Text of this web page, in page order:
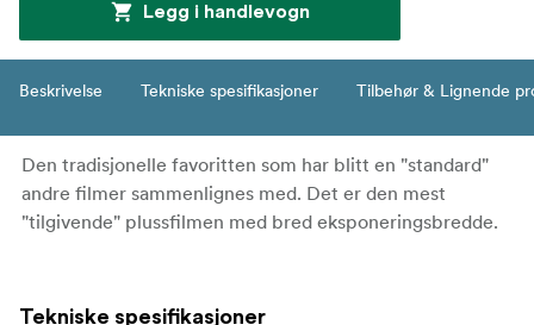
Legg i handlevogn
Beskrivelse Tekniske spesifikasjoner Tilbehør & Lignende
Den tradisjonelle favoritten som har blitt en "standard"
andre filmer sammenlignes med. Det er den mest
"tilgivende" plussfilmen med bred eksponeringsbredde.
Tekniske spesifikasjoner